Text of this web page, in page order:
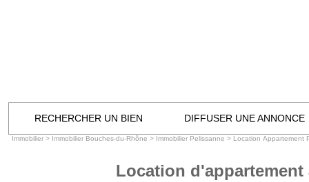
RECHERCHER UN BIEN DIFFUSER UNE ANNONCE
Immobilier > Immobilier Bouches-du-Rhône > Immobilier Pelissanne > Location Appartement
Location d'appartement